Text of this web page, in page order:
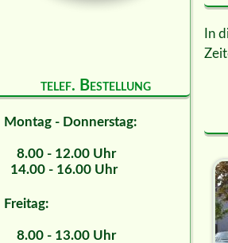
In
telef. Bestellung
Montag - Donnerstag:
8.00 - 12.00 Uhr
14.00 - 16.00 Uhr
Freitag:
8.00 - 13.00 Uhr